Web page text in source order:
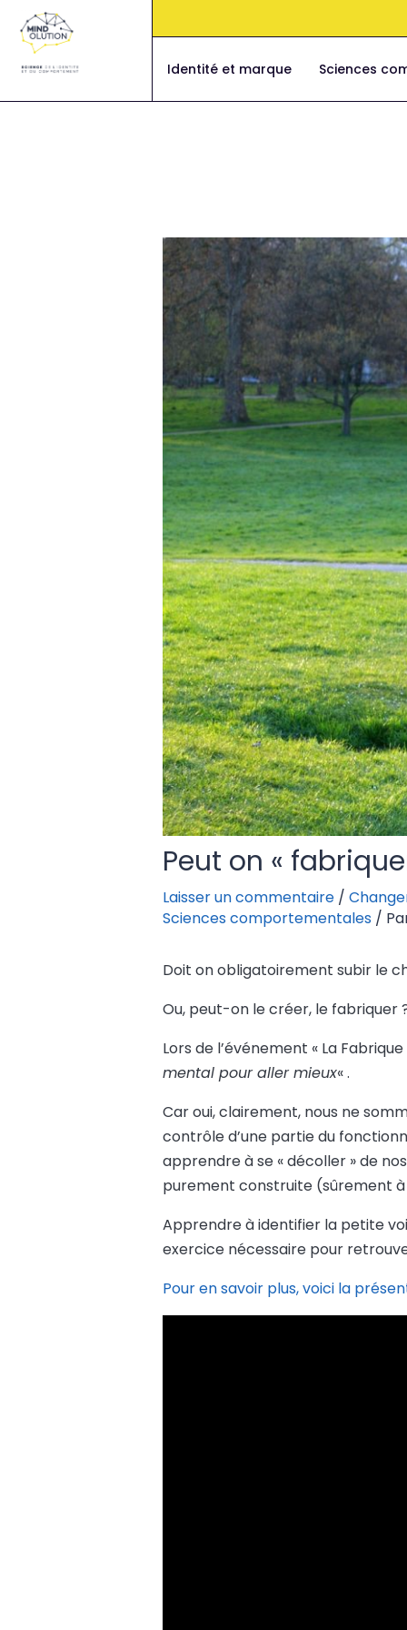
contenu
Identité et marque Sciences
Peut on «
Laisser un commentaire /
Sciences comportementales/
Doit on obligatoirement subir le
Ou, peut-on le créer, le fabriquer
Lors de l’événement « La
mental pour aller mieux« .
Car oui, clairement, nous ne
contrôle d’une partie du
apprendre à se « décoller » de
purement construite (sûrement à
Apprendre à identifier la petite
exercice nécessaire pour
Pour en savoir plus, voici la